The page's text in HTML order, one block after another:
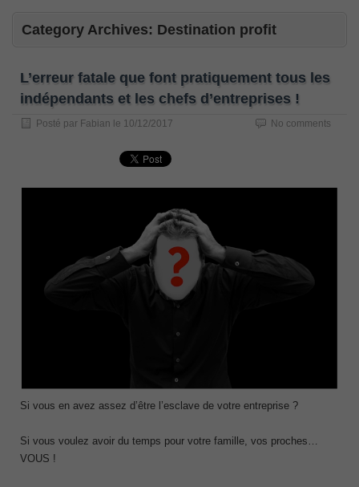
Category Archives: Destination profit
L’erreur fatale que font pratiquement tous les
indépendants et les chefs d’entreprises !
Posté par Fabian le 10/12/2017 No comments
Si vous en avez assez d’être l’esclave de votre entreprise ?
Si vous voulez avoir du temps pour votre famille, vos proches…
VOUS !